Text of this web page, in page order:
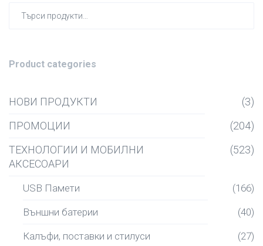
Product categories
НОВИ ПРОДУКТИ
(3)
ПРОМОЦИИ
(204)
ТЕХНОЛОГИИ И МОБИЛНИ
АКСЕСОАРИ
(523)
USB Памети (166)
Външни батерии (40)
Калъфи, поставки и стилуси (27)